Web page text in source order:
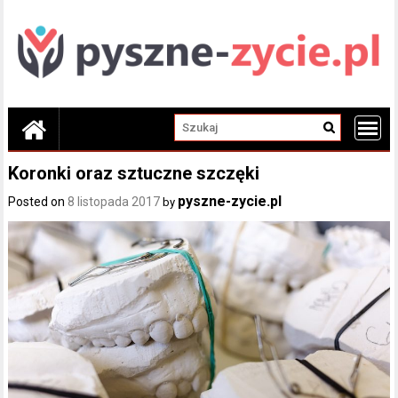
content
Koronki oraz sztuczne szczęki
Posted on 8 listopada 2017 by pyszne-zycie.pl